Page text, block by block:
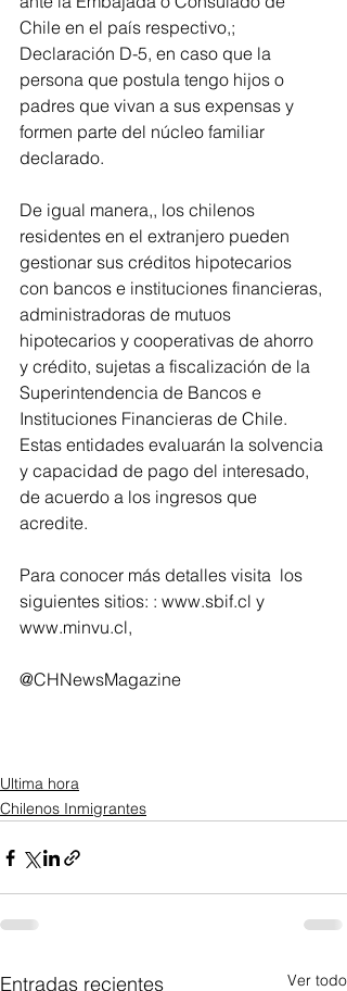
Chile en el país respectivo,;
Declaración D-5, en caso que la
persona que postula tengo hijos o
padres que vivan a sus expensas y
formen parte del núcleo familiar
declarado.
De igual manera,, los chilenos
residentes en el extranjero pueden
gestionar sus créditos hipotecarios
con bancos e instituciones financieras,
administradoras de mutuos
hipotecarios y cooperativas de ahorro
y crédito, sujetas a fiscalización de la
Superintendencia de Bancos e
Instituciones Financieras de Chile.
Estas entidades evaluarán la solvencia
y capacidad de pago del interesado,
de acuerdo a los ingresos que
acredite.
Para conocer más detalles visita  los
siguientes sitios: : www.sbif.cl y
www.minvu.cl,
@CHNewsMagazine
Ultima hora
Chilenos Inmigrantes
Entradas recientes Ver todo